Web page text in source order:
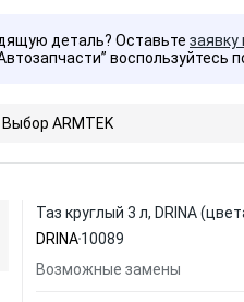
деталь? Оставьте заявку
воспользуйтесь
Выбор ARMTEK
Таз круглый 3 л, DRINA
DRINA10089
Возможные замены